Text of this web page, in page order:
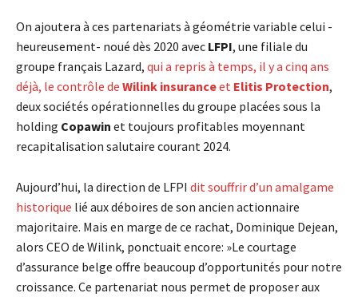
On ajoutera à ces partenariats à géométrie variable celui -
heureusement- noué dès 2020 avec LFPI, une filiale du
groupe français Lazard, qui a repris à temps, il y a cinq ans
déjà, le contrôle de Wilink insuranceet Elitis Protection,
deux sociétés opérationnelles du groupe placées sous la
holding Copawin et toujours profitables moyennant
recapitalisation salutaire courant 2024.
Aujourd’hui, la direction de LFPI dit souffrir d’un amalgame
historique lié aux déboires de son ancien actionnaire
majoritaire. Mais en marge de ce rachat, Dominique Dejean,
alors CEO de Wilink, ponctuait encore: »Le courtage
d’assurance belge offre beaucoup d’opportunités pour notre
croissance. Ce partenariat nous permet de proposer aux